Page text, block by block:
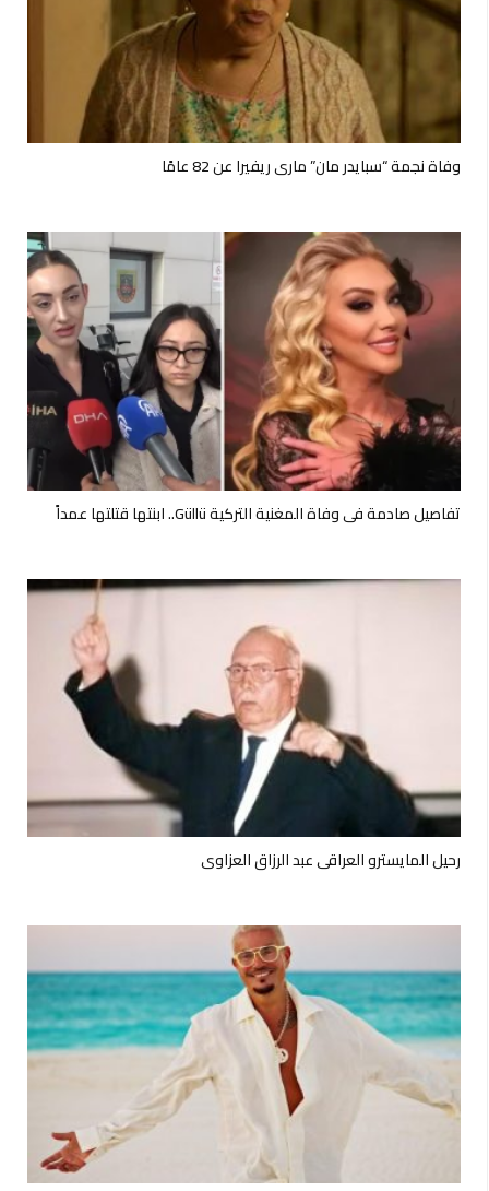
وفاة نجمة “سبايدر مان” ماري ريفيرا عن 82 عامًا
تفاصيل صادمة في وفاة المغنية التركية Güllü.. ابنتها قتلتها عمداً
رحيل المايسترو العراقي عبد الرزاق العزاوي